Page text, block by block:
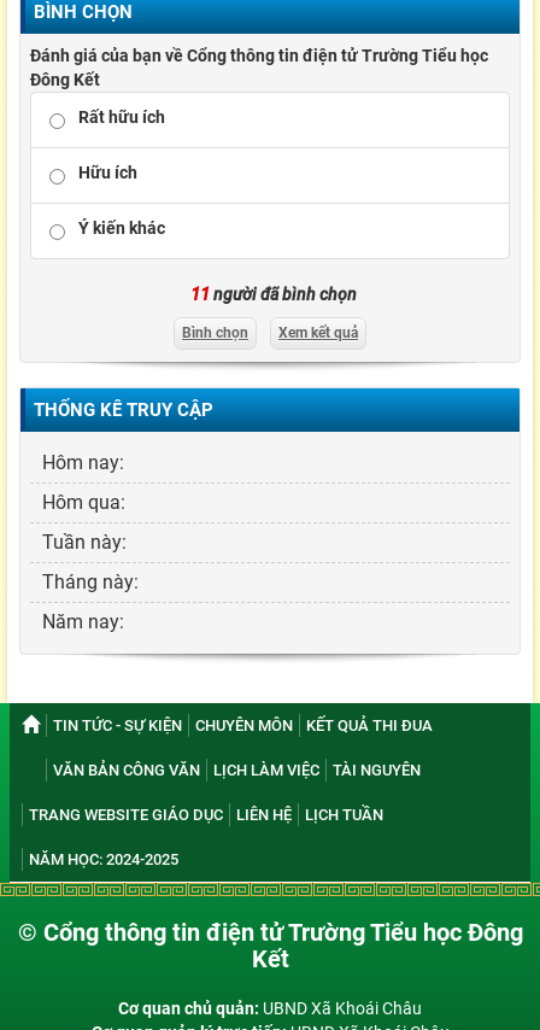
BÌNH CHỌN
Đánh giá của bạn về Cổng thông tin điện tử Trường Tiểu học
Đông Kết
Rất hữu ích
Hữu ích
Ý kiến khác
11 người đã bình chọn
Bình chọn Xem kết quả
THỐNG KÊ TRUY CẬP
Hôm nay:
Hôm qua:
Tuần này:
Tháng này:
Năm nay:
TIN TỨC - SỰ KIỆN CHUYÊN MÔN KẾT QUẢ THI ĐUA
VĂN BẢN CÔNG VĂN LỊCH LÀM VIỆC TÀI NGUYÊN
TRANG WEBSITE GIÁO DỤC LIÊN HỆ LỊCH TUẦN
NĂM HỌC: 2024-2025
© Cổng thông tin điện tử Trường Tiểu học Đông
Kết
Cơ quan chủ quản: UBND Xã Khoái Châu